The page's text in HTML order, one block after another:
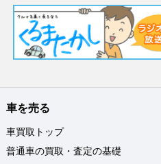
車を売る
車買取トップ
普通車の買取・査定の基礎